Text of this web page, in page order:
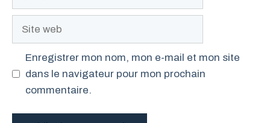
Enregistrer mon nom, mon e-mail et mon site
dans le navigateur pour mon prochain
commentaire.